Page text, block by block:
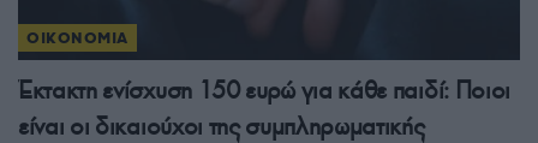
ΟΙΚΟΝΟΜΙΑ
Έκτακτη ενίσχυση 150 ευρώ για κάθε παιδί: Ποιοι
είναι οι δικαιούχοι της συμπληρωματικής